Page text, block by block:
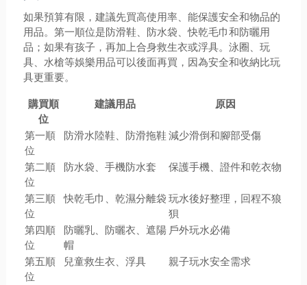
如果預算有限，建議先買高使用率、能保護安全和物品的
用品。第一順位是防滑鞋、防水袋、快乾毛巾和防曬用
品；如果有孩子，再加上合身救生衣或浮具。泳圈、玩
具、水槍等娛樂用品可以後面再買，因為安全和收納比玩
具更重要。
購買順
位
建議用品 原因
第一順
位
防滑水陸鞋、防滑拖鞋 減少滑倒和腳部受傷
第二順
位
防水袋、手機防水套 保護手機、證件和乾衣物
第三順
位
快乾毛巾、乾濕分離袋 玩水後好整理，回程不狼
狽
第四順
位
防曬乳、防曬衣、遮陽
帽
戶外玩水必備
第五順
位
兒童救生衣、浮具 親子玩水安全需求